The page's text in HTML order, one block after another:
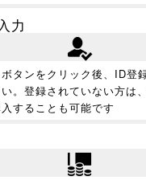
力
ボタンをクリック後、ID登
。登録されていない方は
することも可能です